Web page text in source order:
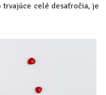
trvajúce celé desaťročia, je